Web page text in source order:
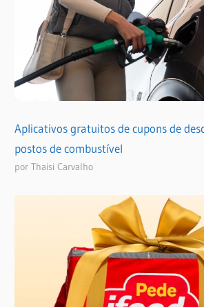
Aplicativos gratuitos de cupons de
postos de combustível
por Thaisi Carvalho